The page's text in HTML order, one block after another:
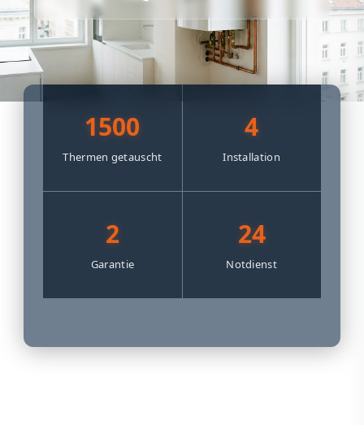
1500
Thermen getauscht
4
Installation
2
Garantie
24
Notdienst